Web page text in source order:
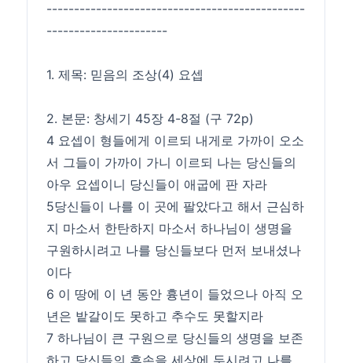
-----------------------------------------------
----------------------
1. 제목: 믿음의 조상(4) 요셉
2. 본문: 창세기 45장 4-8절 (구 72p)
4 요셉이 형들에게 이르되 내게로 가까이 오소
서 그들이 가까이 가니 이르되 나는 당신들의
아우 요셉이니 당신들이 애굽에 판 자라
5당신들이 나를 이 곳에 팔았다고 해서 근심하
지 마소서 한탄하지 마소서 하나님이 생명을
구원하시려고 나를 당신들보다 먼저 보내셨나
이다
6 이 땅에 이 년 동안 흉년이 들었으나 아직 오
년은 밭갈이도 못하고 추수도 못할지라
7 하나님이 큰 구원으로 당신들의 생명을 보존
하고 당신들의 후손을 세상에 두시려고 나를